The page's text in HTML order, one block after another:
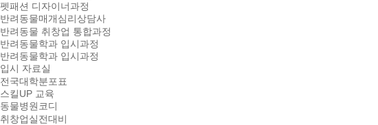
펫패션 디자이너과정
반려동물매개심리상담사
반려동물 취창업 통합과정
반려동물학과 입시과정
반려동물학과 입시과정
입시 자료실
전국대학분포표
스킬UP 교육
동물병원코디
취창업실전대비